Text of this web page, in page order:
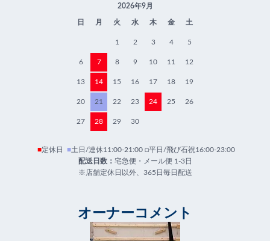
2026年9月
日 月 火 水 木 金 土
1 2 3 4 5
6 7 8 9 10 11 12
13 14 15 16 17 18 19
20 21 22 23 24 25 26
27 28 29 30
■定休日 ■土日/連休11:00-21:00 □平日/飛び石祝16:00-23:00
配送日数： 宅急便・メール便 1-3日
※店舗定休日以外、365日毎日配送
オーナーコメント